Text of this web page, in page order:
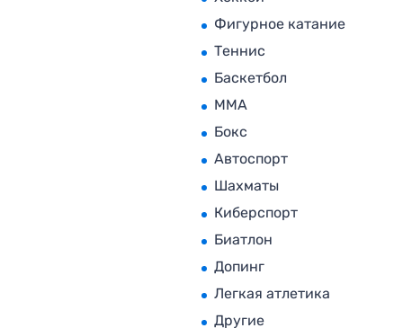
Фигурное катание
Теннис
Баскетбол
MMA
Бокс
Автоспорт
Шахматы
Киберспорт
Биатлон
Допинг
Легкая атлетика
Другие